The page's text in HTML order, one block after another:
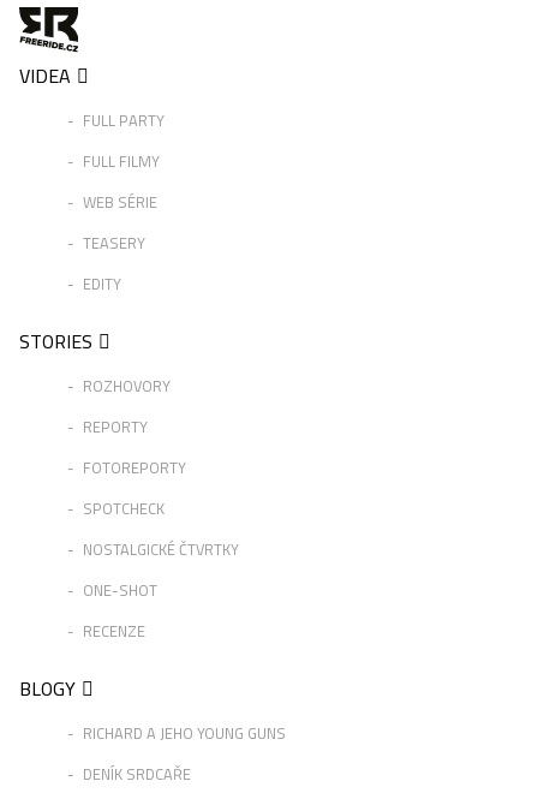
VIDEA
FULL PARTY
FULL FILMY
WEB SÉRIE
TEASERY
EDITY
STORIES
ROZHOVORY
REPORTY
FOTOREPORTY
SPOTCHECK
NOSTALGICKÉ ČTVRTKY
ONE-SHOT
RECENZE
BLOGY
RICHARD A JEHO YOUNG GUNS
DENÍK SRDCAŘE